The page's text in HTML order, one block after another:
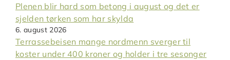
Plenen blir hard som betong i august og det er
sjelden tørken som har skylda
6. august 2026
Terrassebeisen mange nordmenn sverger til
koster under 400 kroner og holder i tre sesonger